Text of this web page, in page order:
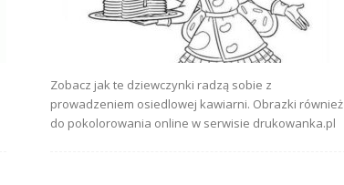
Zobacz jak te dziewczynki radzą sobie z
prowadzeniem osiedlowej kawiarni. Obrazki również
do pokolorowania online w serwisie drukowanka.pl